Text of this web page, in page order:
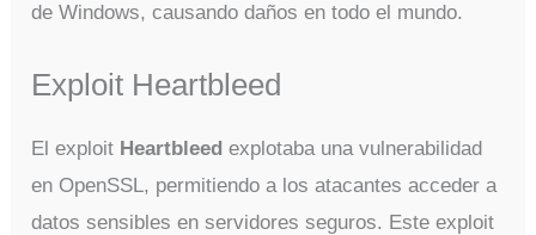
de Windows, causando daños en todo el mundo.
Exploit Heartbleed
El exploit Heartbleed explotaba una vulnerabilidad
en OpenSSL, permitiendo a los atacantes acceder a
datos sensibles en servidores seguros. Este exploit